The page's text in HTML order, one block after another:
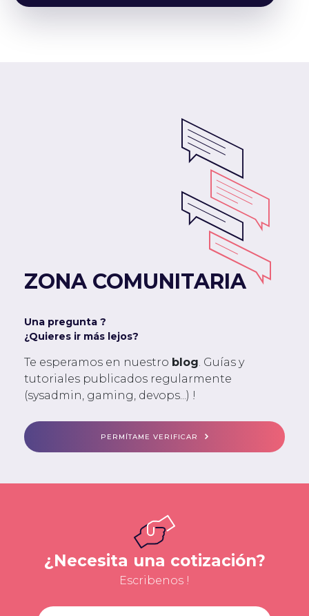
ZONA COMUNITARIA
Una pregunta ?
¿Quieres ir más lejos?
Te esperamos en nuestro blog . Guías y
tutoriales publicados regularmente
(sysadmin, gaming, devops...) !
PERMÍTAME VERIFICAR
¿Necesita una cotización?
Escribenos !